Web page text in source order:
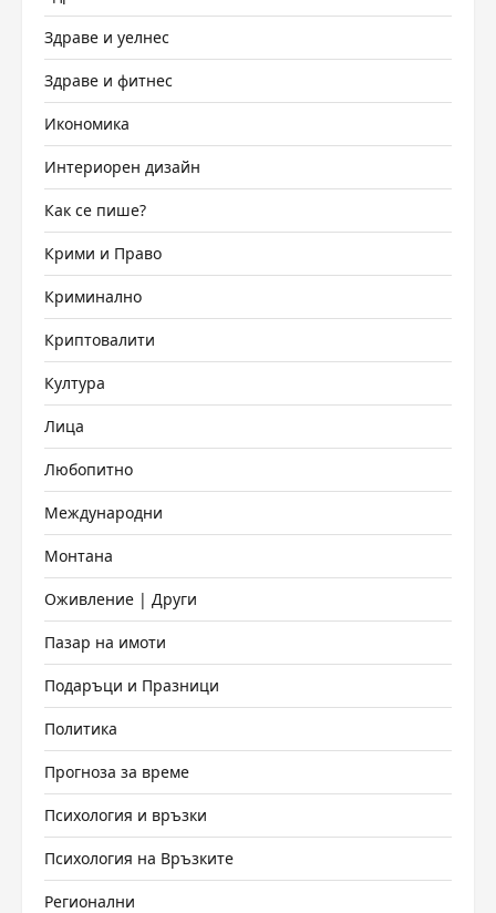
Здраве и уелнес
Здраве и фитнес
Икономика
Интериорен дизайн
Как се пише?
Крими и Право
Криминално
Криптовалити
Култура
Лица
Любопитно
Международни
Монтана
Оживление | Други
Пазар на имоти
Подаръци и Празници
Политика
Прогноза за време
Психология и връзки
Психология на Връзките
Регионални